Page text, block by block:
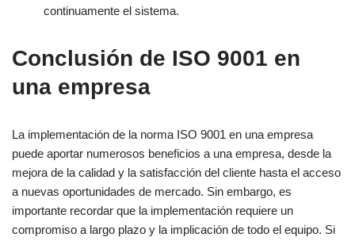
continuamente el sistema.
Conclusión de ISO 9001 en
una empresa
La implementación de la norma ISO 9001 en una empresa
puede aportar numerosos beneficios a una empresa, desde la
mejora de la calidad y la satisfacción del cliente hasta el acceso
a nuevas oportunidades de mercado. Sin embargo, es
importante recordar que la implementación requiere un
compromiso a largo plazo y la implicación de todo el equipo. Si